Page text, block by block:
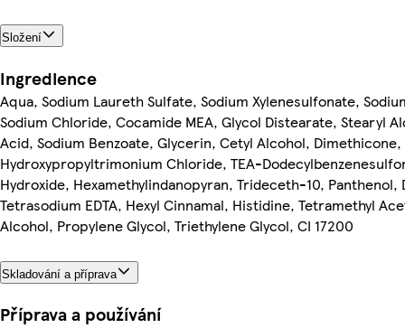
Složení
Ingredience
Aqua, Sodium Laureth Sulfate, Sodium Xylenesulfonate,
Sodium Chloride, Cocamide MEA, Glycol Distearate, Stearyl
Acid, Sodium Benzoate, Glycerin, Cetyl Alcohol, Dimethicone,
Hydroxypropyltrimonium Chloride, TEA-
Hydroxide, Hexamethylindanopyran, Trideceth-10,
Tetrasodium EDTA, Hexyl Cinnamal, Histidine, Tetramethyl
Alcohol, Propylene Glycol, Triethylene Glycol, CI 17200
Skladování a příprava
Příprava a používání